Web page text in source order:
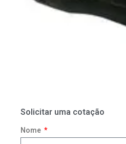
Solicitar uma cotação
Nome